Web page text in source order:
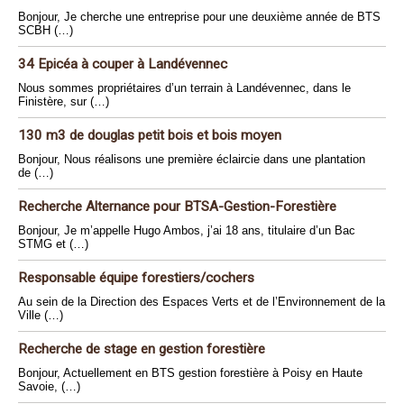
Bonjour, Je cherche une entreprise pour une deuxième année de BTS
SCBH (…)
34 Epicéa à couper à Landévennec
Nous sommes propriétaires d’un terrain à Landévennec, dans le
Finistère, sur (…)
130 m3 de douglas petit bois et bois moyen
Bonjour, Nous réalisons une première éclaircie dans une plantation
de (…)
Recherche Alternance pour BTSA-Gestion-Forestière
Bonjour, Je m’appelle Hugo Ambos, j’ai 18 ans, titulaire d’un Bac
STMG et (…)
Responsable équipe forestiers/cochers
Au sein de la Direction des Espaces Verts et de l’Environnement de la
Ville (…)
Recherche de stage en gestion forestière
Bonjour, Actuellement en BTS gestion forestière à Poisy en Haute
Savoie, (…)